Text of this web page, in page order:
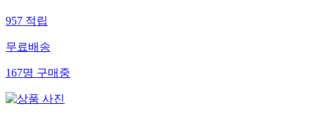
957 적립
무료배송
167명 구매중